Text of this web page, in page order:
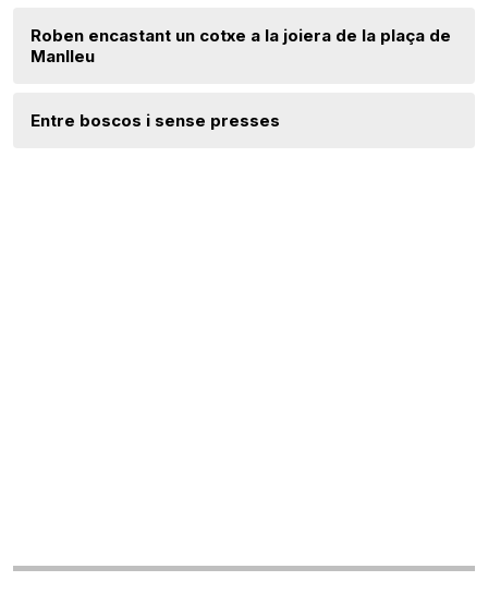
Roben encastant un cotxe a la joiera de la plaça de
Manlleu
Entre boscos i sense presses